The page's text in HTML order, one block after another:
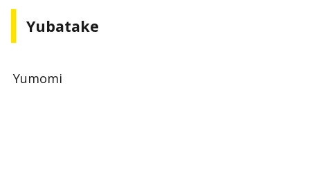
Yubatake
Yumomi